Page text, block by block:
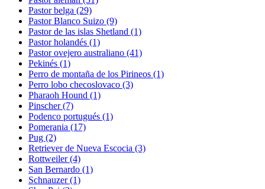
Pastor belga (29)
Pastor Blanco Suizo (9)
Pastor de las islas Shetland (1)
Pastor holandés (1)
Pastor ovejero australiano (41)
Pekinés (1)
Perro de montaña de los Pirineos (1)
Perro lobo checoslovaco (3)
Pharaoh Hound (1)
Pinscher(7)
Podenco portugués (1)
Pomerania (17)
Pug (2)
Retriever de Nueva Escocia (3)
Rottweiler(4)
San Bernardo (1)
Schnauzer(1)